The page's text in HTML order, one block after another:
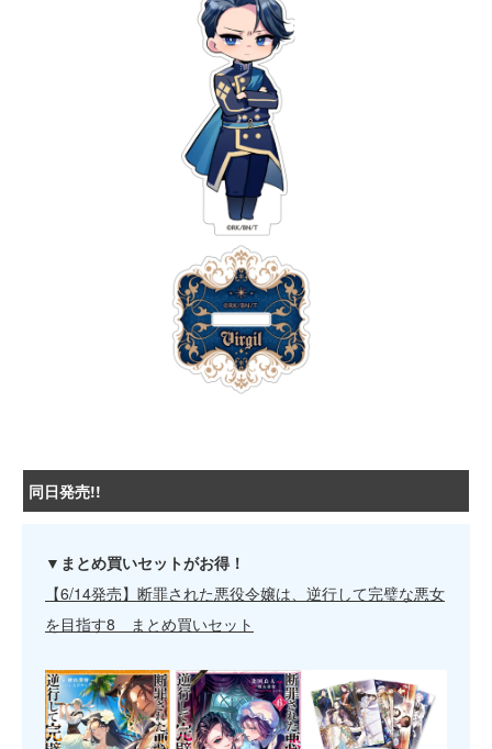
同日発売!!
▼まとめ買いセットがお得！
【6/14発売】断罪された悪役令嬢は、逆行して完璧な悪女
を目指す8 まとめ買いセット